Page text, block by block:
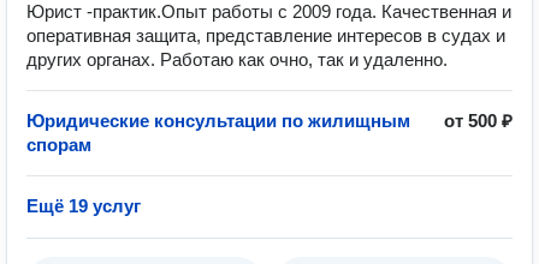
Юрист -практик.Опыт работы с 2009 года. Качественная и
оперативная защита, представление интересов в судах и
других органах. Работаю как очно, так и удаленно.
Юридические консультации по жилищным
спорам
от 500 ₽
Ещё 19 услуг